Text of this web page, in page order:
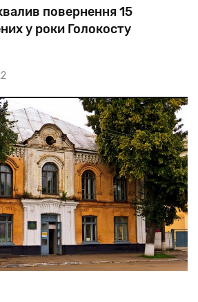
повернення 15
у роки Голокосту
нащадкам єврейських